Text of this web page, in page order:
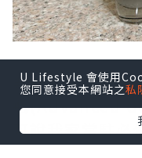
要數我喜歡精
瓶(Advanced
可說我家常駐
U Lifestyle 會使用
您同意接受本網站之私